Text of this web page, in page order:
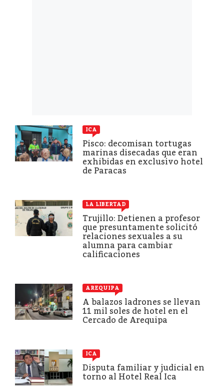
ICA
Pisco: decomisan tortugas
marinas disecadas que eran
exhibidas en exclusivo hotel
de Paracas
LA LIBERTAD
Trujillo: Detienen a profesor
que presuntamente solicitó
relaciones sexuales a su
alumna para cambiar
calificaciones
AREQUIPA
A balazos ladrones se llevan
11 mil soles de hotel en el
Cercado de Arequipa
ICA
Disputa familiar y judicial en
torno al Hotel Real Ica